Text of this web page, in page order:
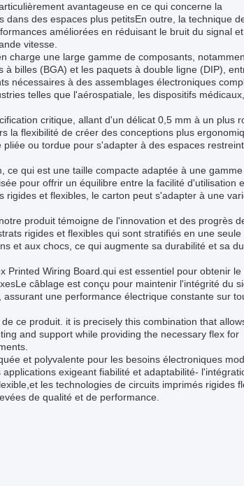
avantageuse en ce qui concerne la
des espaces plus petitsEn outre, la technique
améliorées en réduisant le bruit du signal
vitesse.
charge une large gamme de composants,
billes (BGA) et les paquets à double ligne (DIP),
nécessaires à des assemblages électroniques
telles que l'aérospatiale, les dispositifs
critique, allant d'un délicat 0,5 mm à un plus
la flexibilité de créer des conceptions plus
ou tordue pour s'adapter à des espaces
ce qui est une taille compacte adaptée à une
pour offrir un équilibre entre la facilité d'utilisation
et flexibles, le carton peut s'adapter à une
produit témoigne de l'innovation et des progrès
rigides et flexibles qui sont stratifiés en une seule
et aux chocs, ce qui augmente sa durabilité et sa
Printed Wiring Board.qui est essentiel pour obtenir
câblage est conçu pour maintenir l'intégrité du
une performance électrique constante sur
ce produit. it is precisely this combination that
and support while providing the necessary flex for
et polyvalente pour les besoins électroniques
exigeant fiabilité et adaptabilité-
les technologies de circuits imprimés rigides
de qualité et de performance.